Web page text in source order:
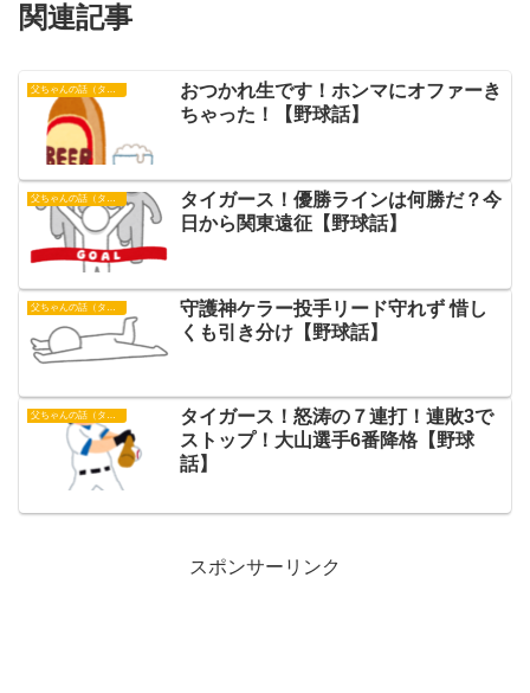
関連記事
父ちゃんの話（タイガース）
おつかれ生です！ホンマにオファーき
ちゃった！【野球話】
父ちゃんの話（タイガース）
タイガース！優勝ラインは何勝だ？今
日から関東遠征【野球話】
守護神ケラー投手リード守れず 惜し
くも引き分け【野球話】
父ちゃんの話（タイガース）
タイガース！怒涛の７連打！連敗3で
ストップ！大山選手6番降格【野球
話】
スポンサーリンク